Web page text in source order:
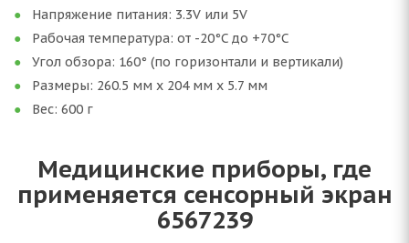
Напряжение питания: 3.3V или 5V
Рабочая температура: от -20°C до +70°C
Угол обзора: 160° (по горизонтали и вертикали)
Размеры: 260.5 мм x 204 мм x 5.7 мм
Вес: 600 г
Медицинские приборы, где
применяется сенсорный экран
6567239